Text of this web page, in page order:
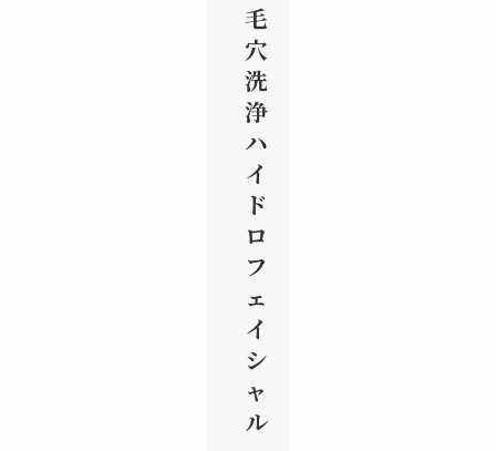
毛
穴
洗
浄
ハ
イ
ド
ロ
フ
ェ
イ
シ
ャ
ル